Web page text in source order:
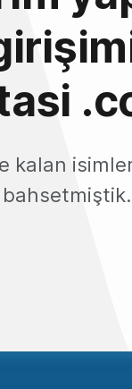
kalan